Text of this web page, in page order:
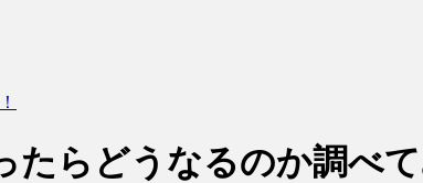
たらどうなるのか調べ